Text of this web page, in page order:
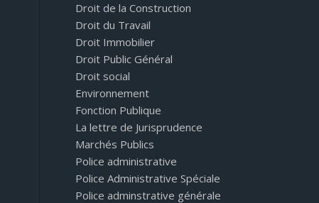
Droit de la Construction
Droit du Travail
Droit Immobilier
Droit Public Général
Droit social
Environnement
Fonction Publique
La lettre de Jurisprudence
Marchés Publics
Police administrative
Police Administrative Spéciale
Police adminstrative générale